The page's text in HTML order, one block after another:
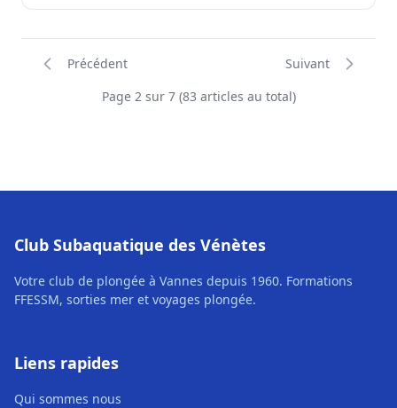
Précédent
Suivant
Page 2 sur 7 (83 articles au total)
Club Subaquatique des Vénètes
Votre club de plongée à Vannes depuis 1960. Formations
FFESSM, sorties mer et voyages plongée.
Liens rapides
Qui sommes nous